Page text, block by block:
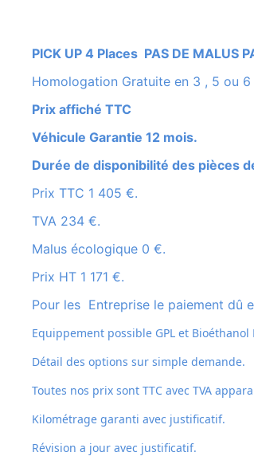
PICK UP 4 Places PAS DE MALUS
Homologation Gratuite en 3 , 5 ou
Prix affiché TTC
Véhicule Garantie 12 mois.
Durée de disponibilité des pièces
Prix TTC 1 405 €.
TVA 234 €.
Malus écologique 0 €.
Prix HT 1 171 €.
Pour les Entreprise le paiement dû
Equippement possible GPL et Bioéthanol
Détail des options sur simple demande.
Toutes nos prix sont TTC avec TVA
Kilométrage garanti avec justificatif.
Révision a jour avec justificatif.